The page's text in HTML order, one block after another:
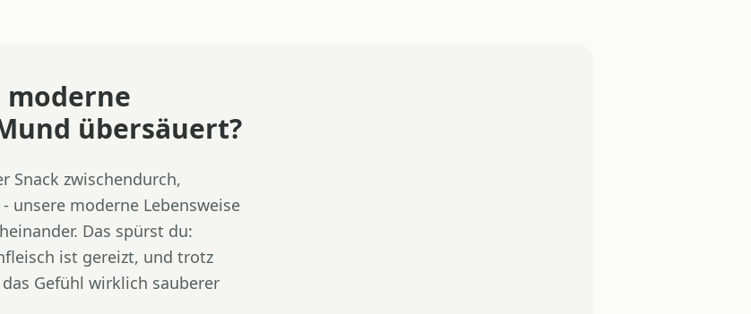
moderne
übersäuert?
Snack zwischendurch,
unsere moderne Lebensweise
Das spürst du:
ist gereizt, und trotz
Gefühl wirklich sauberer